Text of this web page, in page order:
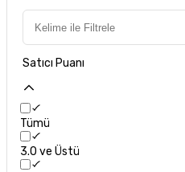
Satıcı Puanı
Tümü
3.0 ve Üstü